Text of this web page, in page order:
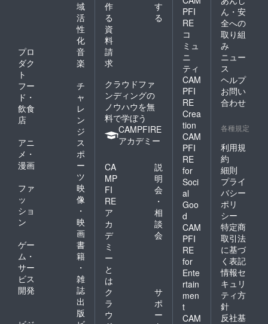
域
活
性
化
プロ
ダク
ト
音
楽
フー
ド・
飲食
店
チ
ャ
レ
ン
ジ
アニ
メ・
漫画
ス
ポ
ー
ツ
ファ
ッ
ショ
ン
映
像
・
映
画
ゲー
ム・
サー
ビス
開発
書
籍
・
雑
誌
出
版
作
る
す
る
資
料
請
求
クラウドファ
ンディングの
ノウハウを無
料で学ぼう
CAMPFIRE
アカデミー
CA
MP
FI
RE
ア
カ
デ
ミ
ー
と
は
説
明
会
・
相
談
会
ク
ラ
ウ
サ
ポ
ー
PFI
RE
コ
ミュ
ニ
ティ
CAM
PFI
RE
Crea
tion
CAM
PFI
RE
for
Soci
al
Goo
d
CAM
PFI
RE
for
Ente
rtain
men
t
CAM
ん・安
全への
取り組
み
ニュー
ス
ヘルプ
お問い
合わせ
各種規定
利用規
約
細則
プライ
バシー
ポリ
シー
特定商
取引法
に基づ
く表記
情報セ
キュリ
ティ方
針
反社基